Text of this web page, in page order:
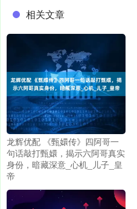
相关文章
龙辉优配 《甄嬛传》四阿哥一
句话敲打甄嬛，揭示六阿哥真实
身份，暗藏深意_心机_儿子_皇
帝